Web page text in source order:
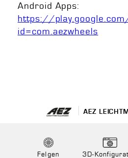
Android Apps:
https://
id=com.aezwheels
AEZ
Felgen 3D-